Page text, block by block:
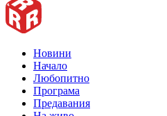
Новини
Начало
Любопитно
Програма
Предавания